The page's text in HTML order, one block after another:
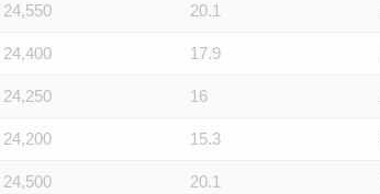
24,550 20.1
24,400 17.9
24,250 16
24,200 15.3
24,500 20.1